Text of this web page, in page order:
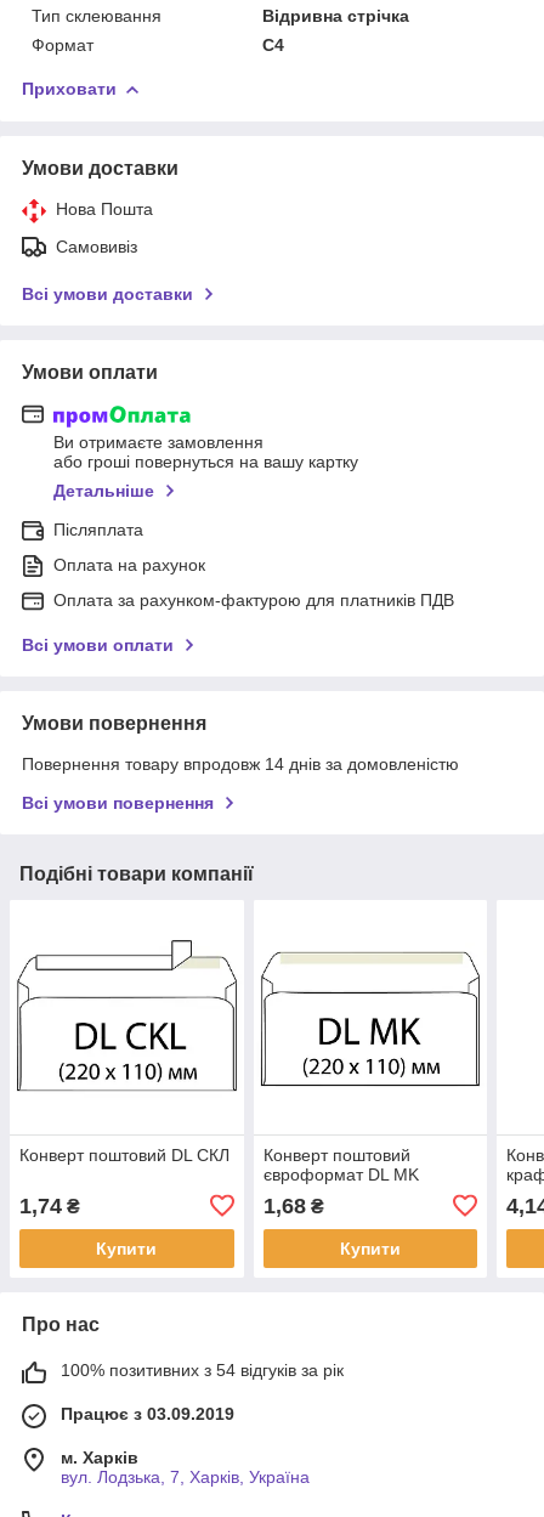
Тип склеювання
Відривна стрічка
Формат
C4
Приховати
Умови доставки
Нова Пошта
Самовивіз
Всі умови доставки
Умови оплати
Ви отримаєте замовлення
або гроші повернуться на вашу картку
Детальніше
Післяплата
Оплата на рахунок
Оплата за рахунком-фактурою для платників ПДВ
Всі умови оплати
Умови повернення
Повернення товару впродовж 14 днів за домовленістю
Всі умови повернення
Подібні товари компанії
Конверт поштовий DL СКЛ
1,74 ₴
Купити
Конверт поштовий
євроформат DL MK
1,68₴
Купити
Про нас
100% позитивних з 54 відгуків за рік
Працює з 03.09.2019
м. Харків
вул. Лодзька, 7, Харків, Україна